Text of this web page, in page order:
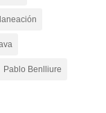
Pablo Benlliure